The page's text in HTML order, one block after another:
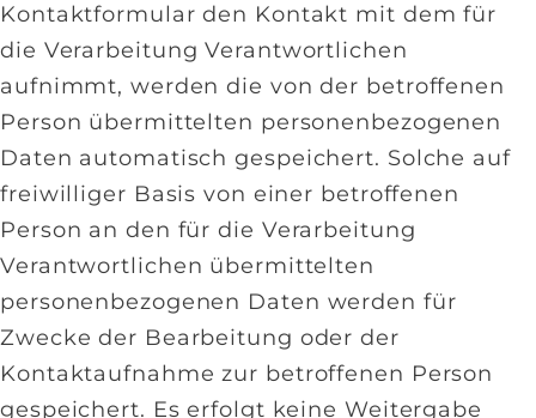
Kontaktformular den Kontakt mit dem für
die Verarbeitung Verantwortlichen
aufnimmt, werden die von der betroffenen
Person übermittelten personenbezogenen
Daten automatisch gespeichert. Solche auf
freiwilliger Basis von einer betroffenen
Person an den für die Verarbeitung
Verantwortlichen übermittelten
personenbezogenen Daten werden für
Zwecke der Bearbeitung oder der
Kontaktaufnahme zur betroffenen Person
gespeichert. Es erfolgt keine Weitergabe